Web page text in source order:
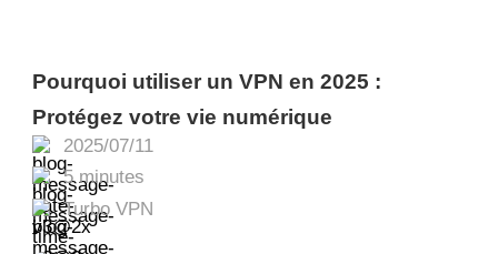
2025/07/11
5 minutes
Turbo VPN
Pourquoi utiliser un VPN en 2025 :
Protégez votre vie numérique